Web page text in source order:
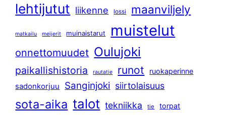
lehtijutut liikenne lossi maanviljely
matkailu meijerit muinaistarut muistelut
onnettomuudet Oulujoki
paikallishistoria rautatie runot ruokaperinne
sadonkorjuu Sanginjoki siirtolaisuus
sota-aika talot tekniikka tie torpat